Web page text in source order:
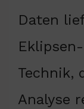
Daten
Technik,
Analyse